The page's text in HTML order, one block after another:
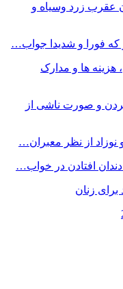
تعبیر دیدن عقرب زرد وسیاه و
ها و مدارک
گردن و صورت ناشی از